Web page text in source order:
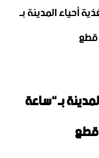
أحياء المدينة بـ
بـ “ساعة